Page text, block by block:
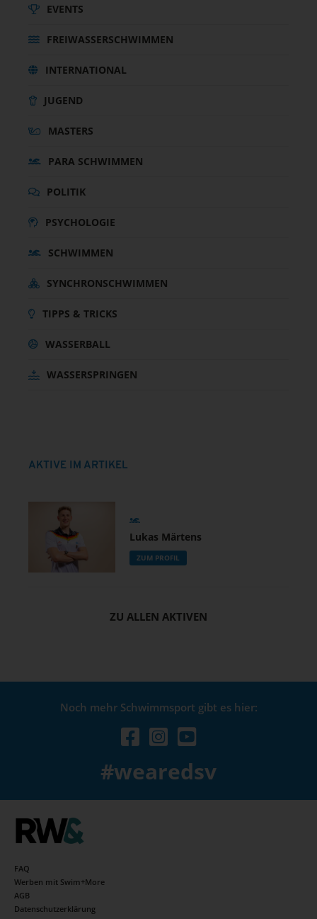
EVENTS
FREIWASSERSCHWIMMEN
INTERNATIONAL
JUGEND
MASTERS
PARA SCHWIMMEN
POLITIK
PSYCHOLOGIE
SCHWIMMEN
SYNCHRONSCHWIMMEN
TIPPS & TRICKS
WASSERBALL
WASSERSPRINGEN
AKTIVE IM ARTIKEL
Lukas Märtens
ZUM PROFIL
ZU ALLEN AKTIVEN
Noch mehr Schwimmsport gibt es hier:
#wearedsv
FAQ
Werben mit Swim+More
AGB
Datenschutzerklärung